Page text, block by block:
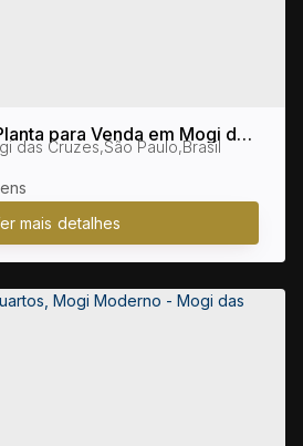
para Venda em Mogi das
no bairro Mogi Moderno
das Cruzes,São Paulo,Brasil